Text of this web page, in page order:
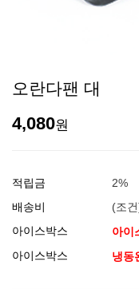
오란다팬 대
4,080원
적립금
2%
배송비
(조
아이스박스
아이
아이스박스
냉동